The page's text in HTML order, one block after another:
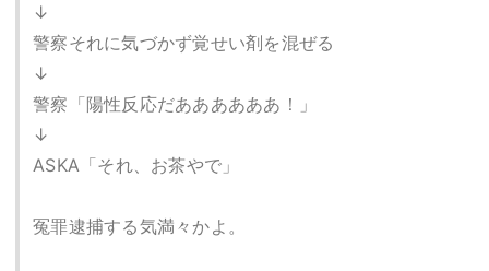
↓
警察それに気づかず覚せい剤を混ぜる
↓
警察「陽性反応だああああああ！」
↓
ASKA「それ、お茶やで」
冤罪逮捕する気満々かよ。